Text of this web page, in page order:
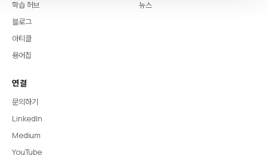
학습 허브
블로그
아티클
용어집
뉴스
연결
문의하기
LinkedIn
Medium
YouTube